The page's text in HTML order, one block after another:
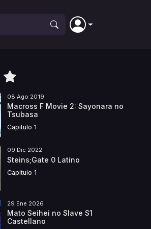
08 Ago 2019
Macross F Movie 2: Sayonara no
Tsubasa
Capitulo 1
09 Dic 2022
Steins;Gate 0 Latino
Capitulo 1
29 Ene 2026
Mato Seihei no Slave S1
Castellano